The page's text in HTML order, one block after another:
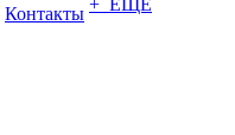
Контакты + ЕЩЕ